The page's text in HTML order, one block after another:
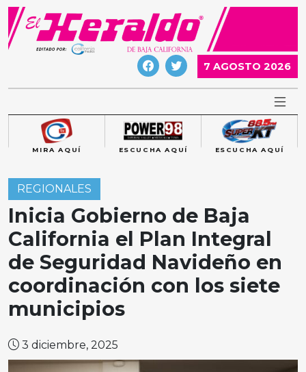
Skip
content
7 AGOSTO 2026
MIRA AQUÍ ESCUCHA AQUÍ ESCUCHA AQUÍ
REGIONALES
Inicia Gobierno de Baja
California el Plan Integral
de Seguridad Navideño en
coordinación con los siete
municipios
3 diciembre, 2025